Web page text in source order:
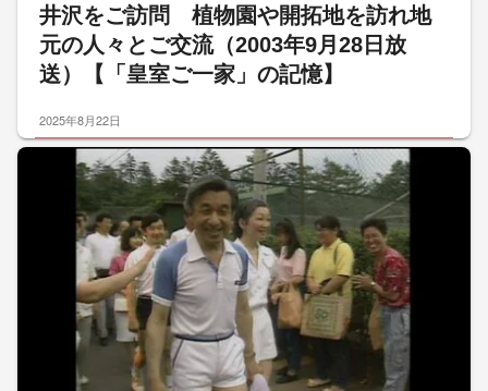
井沢をご訪問 植物園や開拓地を訪れ地
元の人々とご交流（2003年9月28日放
送）【「皇室ご一家」の記憶】
2025年8月22日